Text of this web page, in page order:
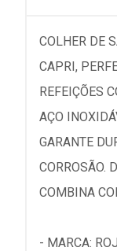
COLHER DE
CAPRI,
REFEIÇÕES
AÇO
GARANTE
CORROSÃO.
COMBINA
- MARCA: